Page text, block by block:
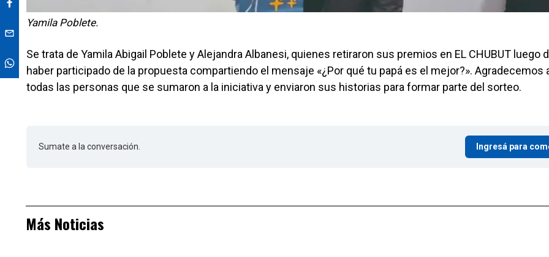
Yamila Poblete.
Se trata de Yamila Abigail Poblete y Alejandra Albanesi, quienes retiraron sus premios en EL CHUBUT luego
haber participado de la propuesta compartiendo el mensaje «¿Por qué tu papá es el mejor?». Agradecemos
todas las personas que se sumaron a la iniciativa y enviaron sus historias para formar parte del sorteo.
Sumate a la conversación. Ingresá para
Más Noticias